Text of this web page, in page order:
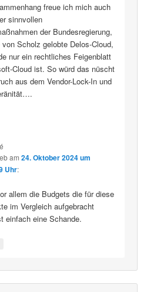
freue ich mich auch
sinnvollen
der Bundesregierung,
Scholz gelobte Delos-Cloud,
nur ein rechtliches Feigenblatt
Cloud ist. So würd das nüscht
aus dem Vendor-Lock-In und
am24. Oktober 2024 um
Uhr:
allem die Budgets die für diese
im Vergleich aufgebracht
einfach eine Schande.